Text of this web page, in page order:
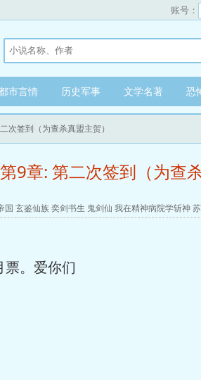
账号：
市言情 历史军事 文学名著 恐
次签到（为查杀真盟主贺）
第9章: 第二次签到（为查
国 玄鉴仙族奕剑书生 鬼剑仙 我在精神病院学斩神
。爱你们